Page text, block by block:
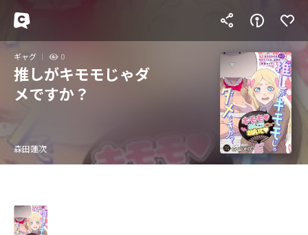
ギャグ 0
推しがキモモじゃダ
メですか？
森田蓮次